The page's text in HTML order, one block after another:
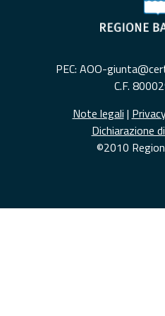
PEC: AOO-
C.F.
Note legali |
Dichiarazione
©2010